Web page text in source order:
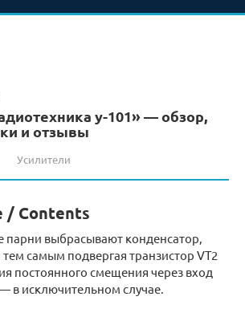
у-101» — обзор,
и отзывы
Усилители
/ Contents
парни выбрасывают конденсатор,
самым подвергая транзистор VT2
постоянного смещения через вход
в исключительном случае.